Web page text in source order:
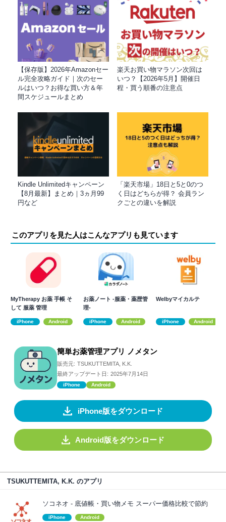
【保存版】2026年Amazonセー
ル完全攻略ガイド｜次のセー
ルはいつ？お得な買い方＆年
間スケジュールまとめ
楽天お買い物マラソン次回は
いつ？【2026年5月】開催日
程・買う順番の注意点
Kindle Unlimitedキャンペーン
【8月最新】まとめ｜3ヵ月99
円など
「楽天市場」18日と5と0のつ
く日はどちらが得？ 会員ラン
クごとの違いを解説
このアプリを見た人はこんなアプリも見ています
MyTherapy お薬 手帳 そ
して 服薬 管理
iPhone Android
お薬ノート -服薬・薬歴管
理-
iPhone Android
Welbyマイカルテ
iPhone Android
簡単お薬管理アプリ ノメタン
販売元: TSUKUTTEMITA, K.K.
最終アップデート日: 2025年7月14日
iPhone Android
iPhone版をダウンロード
Android版をダウンロード
TSUKUTTEMITA, K.K. のアプリ
ソコネオ - 底値帳・買い物メモ スーパー価格比較で節約
iPhone Android